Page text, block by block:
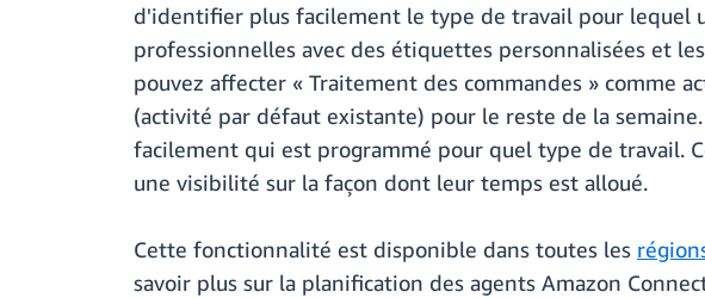
d'identifier plus facilement le type de travail pour lequel
professionnelles avec des étiquettes personnalisées et
pouvez affecter « Traitement des commandes » comme
(activité par défaut existante) pour le reste de la
facilement qui est programmé pour quel type de travail.
une visibilité sur la façon dont leur temps est alloué.
Cette fonctionnalité est disponible dans toutes les
savoir plus sur la planification des agents Amazon